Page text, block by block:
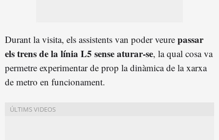
Durant la visita, els assistents van poder veure passar
els trens de la línia L5 sense aturar-se, la qual cosa va
permetre experimentar de prop la dinàmica de la xarxa
de metro en funcionament.